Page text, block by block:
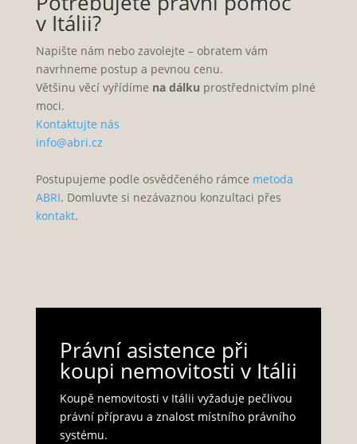
v Itálii?
Napište nám nebo zavolejte – obratem vám
navrhneme postup a pevnou cenu.
Většinu věcí vyřídíme na dálku prostřednictvím plné
moci.
Kontaktujte nás
info@abri.cz
Postupujeme podle osvědčeného rámce metoda
ABRI. Domluvte si nezávaznou konzultaci přes
kontakt.
Právní asistence při
koupi nemovitosti v Itálii
Koupě nemovitosti v Itálii vyžaduje pečlivou
právní přípravu a znalost místního právního
systému.